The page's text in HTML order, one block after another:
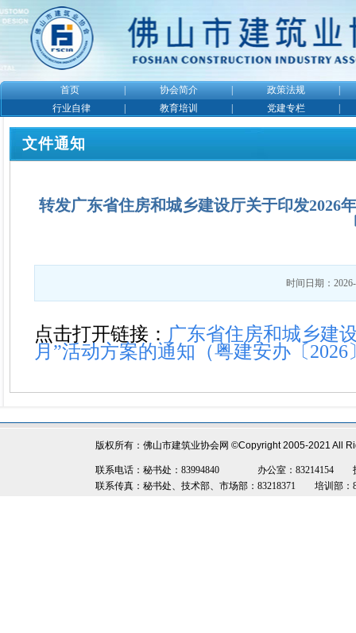
首页 协会简介 政策法规
行业自律
教育培训 党建专栏
文件通知
转发广东省住房和城乡建设厅关于印发2026
时间日期：
点击打开链接： 广东省住房和城乡建
月”活动方案的通知（粤建安办〔2026
版权所有：佛山市建筑业协会网 ©Copyright 2005-2021 All
联系电话：秘书处：83994840 办公室：83214154 技
联系传真：秘书处、技术部、市场部：83218371 培训部